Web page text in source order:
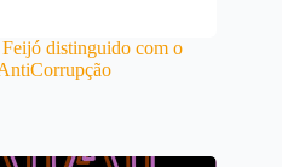
distinguido com o